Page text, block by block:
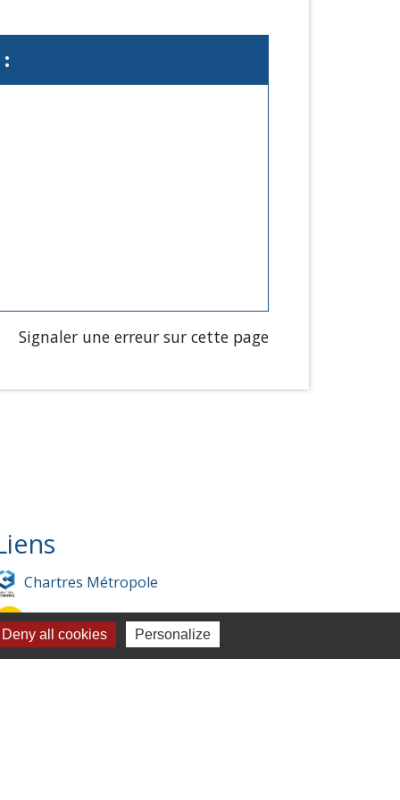
Signaler une erreur sur cette page
Chartres Métropole
Conseil Départemental
Préfecture d'Eure-et-Loir
all cookies Personalize